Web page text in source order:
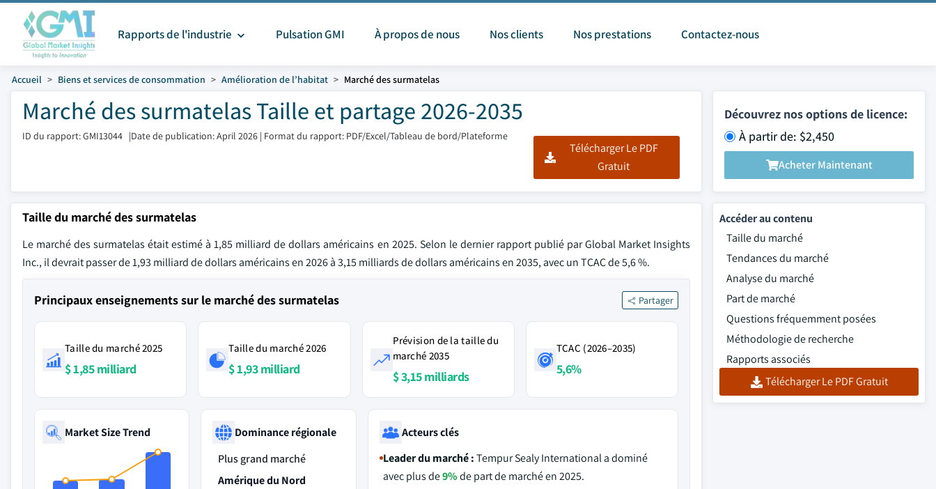
Rapports de l'industrie Pulsation GMI À propos de nous Nos clients Nos prestations Contactez-nous
Accueil Biens et services de consommation Amélioration de l’habitat Marché des surmatelas
Marché des surmatelas Taille et partage 2026-2035
ID du rapport: GMI13044 |Date de publication: April 2026 | Format du rapport: PDF/Excel/Tableau de bord/Plateforme
Télécharger Le PDF
Gratuit
Découvrez nos options de licence:
À partir de: $2,450
Acheter Maintenant
Taille du marché des surmatelas
Le marché des surmatelas était estimé à 1,85 milliard de dollars américains en 2025. Selon le dernier rapport publié par Global Market Insights
Inc., il devrait passer de 1,93 milliard de dollars américains en 2026 à 3,15 milliards de dollars américains en 2035, avec un TCAC de 5,6 %.
Principaux enseignements sur le marché des surmatelas Partager
Taille du marché 2025
$ 1,85 milliard
Taille du marché 2026
$ 1,93 milliard
Prévision de la taille du
marché 2035
$ 3,15 milliards
TCAC (2026–2035)
5,6%
Market Size Trend
Dominance régionale
Plus grand marché
Amérique du Nord
Acteurs clés
Leader du marché :Tempur Sealy International a dominé
avec plus de9%de part de marché en 2025.
Accéder au contenu
Taille du marché
Tendances du marché
Analyse du marché
Part de marché
Questions fréquemment posées
Méthodologie de recherche
Rapports associés
Télécharger Le PDF Gratuit